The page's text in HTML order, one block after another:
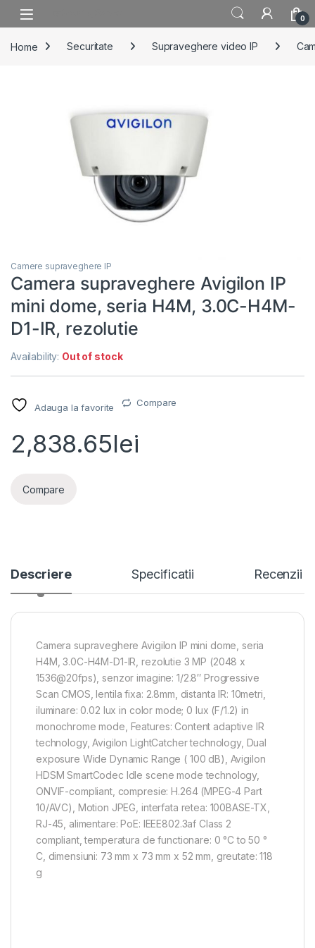
Skip to navigation
Skip to content
0
Home Securitate Supraveghere video IP
Camere supraveghere IP
Camera supraveghere Avigilon IP
mini dome, seria H4M, 3.0C-H4M-
D1-IR, rezolutie
Availability: Out of stock
Adauga la favorite Compare
2,838.65lei
Compare
Descriere Specificatii Recenzii
Camera supraveghere Avigilon IP mini dome, seria
H4M, 3.0C-H4M-D1-IR, rezolutie 3 MP (2048 x
1536@20fps), senzor imagine: 1/2.8″ Progressive
Scan CMOS, lentila fixa: 2.8mm, distanta IR: 10metri,
iluminare: 0.02 lux in color mode; 0 lux (F/1.2) in
monochrome mode, Features: Content adaptive IR
technology, Avigilon LightCatcher technology, Dual
exposure Wide Dynamic Range ( 100 dB), Avigilon
HDSM SmartCodec Idle scene mode technology,
ONVIF-compliant, compresie: H.264 (MPEG-4 Part
10/AVC), Motion JPEG, interfata retea: 100BASE-TX,
RJ-45, alimentare: PoE: IEEE802.3af Class 2
compliant, temperatura de functionare: 0 °C to 50 °
C, dimensiuni: 73 mm x 73 mm x 52 mm, greutate: 118
g